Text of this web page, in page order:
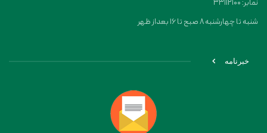
نمابر: 33112100
شنبه تا چهارشنبه 8 صبح تا 16 بعداز ظهر
خبرنامه